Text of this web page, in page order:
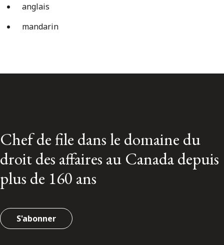
anglais
mandarin
Chef de file dans le domaine du
droit des affaires au Canada depuis
plus de 160 ans
S'abonner